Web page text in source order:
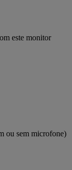
este monitor
ou sem microfone)